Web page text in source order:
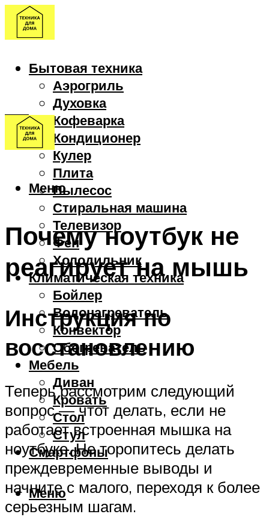
Бытовая техника
Аэрогриль
Духовка
Кофеварка
Кондиционер
Кулер
Плита
Пылесос
Стиральная машина
Телевизор
Фен
Холодильник
Климатическая техника
Бойлер
Водонагреватель
Конвектор
Обогреватель
Мебель
Диван
Кровать
Стол
Стул
Смартфоны
Меню
Меню
Почему ноутбук не
реагирует на мышь
Инструкция по
восстановлению
Теперь рассмотрим следующий
вопрос — чтот делать, если не
работает встроенная мышка на
ноутбуке. Не торопитесь делать
преждевременные выводы и
начните с малого, переходя к более
серьезным шагам.